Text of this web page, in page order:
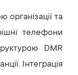
організації та
телефони
DMR
Інтеграція